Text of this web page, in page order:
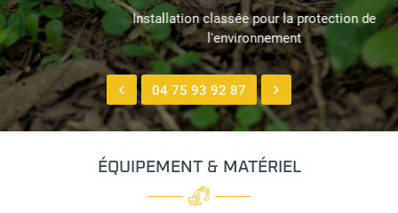
Installation classée pour la protection de
l'environnement
04 75 93 92 87
ÉQUIPEMENT & MATÉRIEL